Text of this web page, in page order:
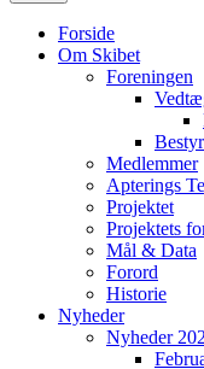
Forside
Om Skibet
Foreningen
Medlemmer
Apterings
Projektet
Projektets
Mål & Data
Forord
Historie
Nyheder
Nyheder